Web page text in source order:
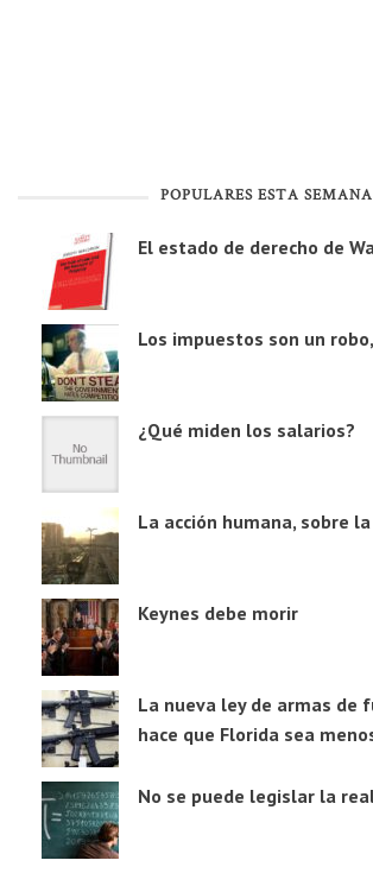
POPULARES ESTA SEMANA
El estado de derecho de
Los impuestos son un
¿Qué miden los salarios?
La acción humana, sobre
Keynes debe morir
La nueva ley de armas de
hace que Florida sea
No se puede legislar la